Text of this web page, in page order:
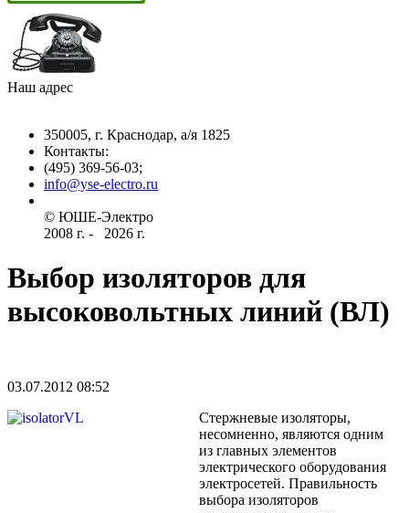
Наш адрес
350005, г. Краснодар, а/я 1825
Контакты: ­
(495) 369-56-03;
info@yse-electro.ru­
© ЮШЕ-Эл­ектро ­
2008 г­. - ­ ­­­­­
2026 г.
Выбор изоляторов для
высоковольтных линий (ВЛ)
03.07.2012 08:52
Сте­ржневые изоляторы,
несомненно, являютс­я одним
из главных элементов
электрического оборудования
электросетей. Правильность
выбора изоляторов